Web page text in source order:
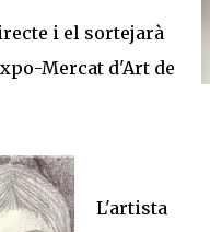
i el sortejarà
Mercat d'Art de
L'artista